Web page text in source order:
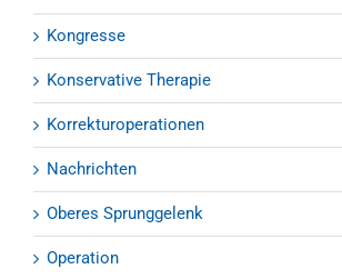
Kongresse
Konservative Therapie
Korrekturoperationen
Nachrichten
Oberes Sprunggelenk
Operation